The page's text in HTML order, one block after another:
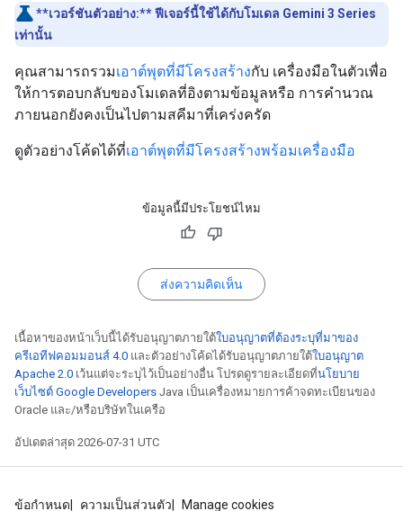
**เวอร์ชันตัวอย่าง:**ฟีเจอร์นี้ใช้ได้กับโมเดล Gemini 3 Series
เท่านั้น
คุณสามารถรวมเอาต์พุตที่มีโครงสร้างกับ เครื่องมือในตัวเพื่อ
ให้การตอบกลับของโมเดลที่อิงตามข้อมูลหรือ การคำนวณ
ภายนอกยังคงเป็นไปตามสคีมาที่เคร่งครัด
ดูตัวอย่างโค้ดได้ที่เอาต์พุตที่มีโครงสร้างพร้อมเครื่องมือ
ข้อมูลนี้มีประโยชน์ไหม
ส่งความคิดเห็น
เนื้อหาของหน้าเว็บนี้ได้รับอนุญาตภายใต้ใบอนุญาตที่ต้องระบุที่มาของ
ครีเอทีฟคอมมอนส์ 4.0 และตัวอย่างโค้ดได้รับอนุญาตภายใต้ใบอนุญาต
Apache 2.0 เว้นแต่จะระบุไว้เป็นอย่างอื่น โปรดดูรายละเอียดที่นโยบาย
เว็บไซต์ Google Developers Java เป็นเครื่องหมายการค้าจดทะเบียนของ
Oracle และ/หรือบริษัทในเครือ
อัปเดตล่าสุด 2026-07-31 UTC
ข้อกำหนด ความเป็นส่วนตัว Manage cookies